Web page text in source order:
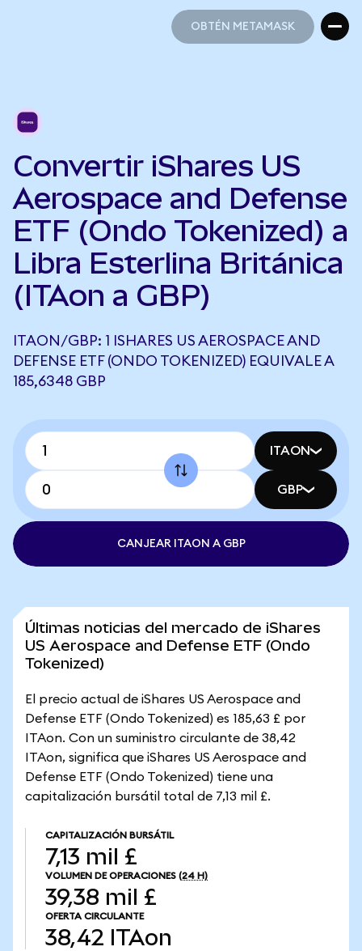
OBTÉN METAMASK
Convertir iShares US
Aerospace and Defense
ETF (Ondo Tokenized) a
Libra Esterlina Británica
(ITAon a GBP)
ITAON/GBP: 1 ISHARES US AEROSPACE AND
DEFENSE ETF (ONDO TOKENIZED) EQUIVALE A
185,6348 GBP
ITAON
GBP
CANJEAR ITAON A GBP
Últimas noticias del mercado de iShares
US Aerospace and Defense ETF (Ondo
Tokenized)
El precio actual de iShares US Aerospace and
Defense ETF (Ondo Tokenized) es 185,63 £ por
ITAon. Con un suministro circulante de 38,42
ITAon, significa que iShares US Aerospace and
Defense ETF (Ondo Tokenized) tiene una
capitalización bursátil total de 7,13 mil £.
CAPITALIZACIÓN BURSÁTIL
7,13 mil £
VOLUMEN DE OPERACIONES (24 H)
39,38 mil £
OFERTA CIRCULANTE
38,42 ITAon